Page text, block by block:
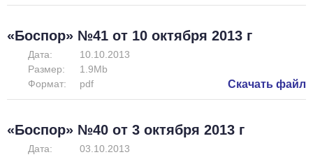
«Боспор» №41 от 10 октября 2013 г
Дата:
10.10.2013
Размер:
1.9Mb
Формат:
pdf Скачать файл
«Боспор» №40 от 3 октября 2013 г
Дата:
03.10.2013